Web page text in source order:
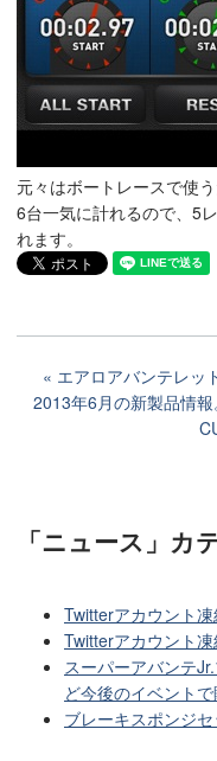
元々はボートレースで使う
6台一気に計れるので、5
れます。
エアロアバンテレッ
2013年6月の新製品情
「ニュース」カ
Twitterアカウント凍
Twitterアカウント
スーパーアバンテ
ど今後のイベント
ブレーキスポンジ